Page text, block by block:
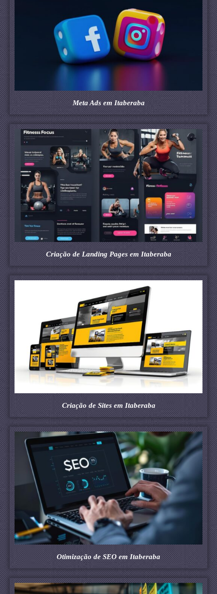
Meta Ads em Itaberaba
Criação de Landing Pages em Itaberaba
Criação de Sites em Itaberaba
Otimização de SEO em Itaberaba